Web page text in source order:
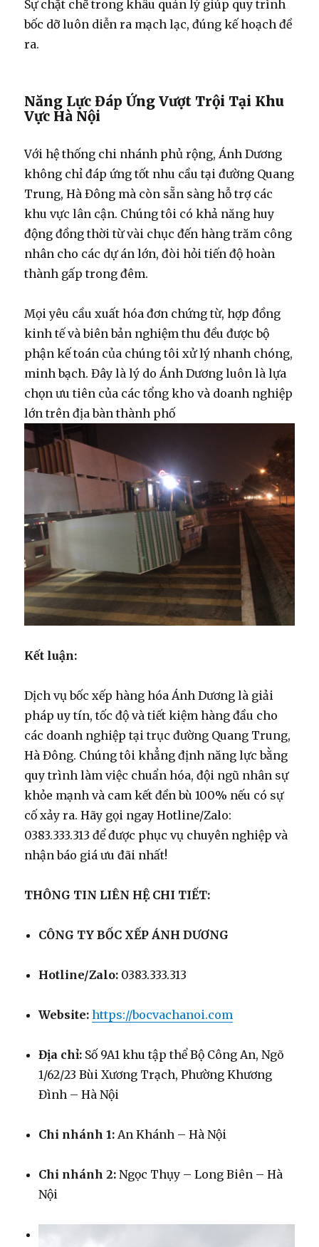
Sự chặt chẽ trong khâu quản lý giúp quy trình
bốc dỡ luôn diễn ra mạch lạc, đúng kế hoạch đề
ra.
Năng Lực Đáp Ứng Vượt Trội Tại Khu
Vực Hà Nội
Với hệ thống chi nhánh phủ rộng, Ánh Dương
không chỉ đáp ứng tốt nhu cầu tại đường Quang
Trung, Hà Đông mà còn sẵn sàng hỗ trợ các
khu vực lân cận. Chúng tôi có khả năng huy
động đồng thời từ vài chục đến hàng trăm công
nhân cho các dự án lớn, đòi hỏi tiến độ hoàn
thành gấp trong đêm.
Mọi yêu cầu xuất hóa đơn chứng từ, hợp đồng
kinh tế và biên bản nghiệm thu đều được bộ
phận kế toán của chúng tôi xử lý nhanh chóng,
minh bạch. Đây là lý do Ánh Dương luôn là lựa
chọn ưu tiên của các tổng kho và doanh nghiệp
lớn trên địa bàn thành phố
Kết luận:
Dịch vụ bốc xếp hàng hóa Ánh Dương là giải
pháp uy tín, tốc độ và tiết kiệm hàng đầu cho
các doanh nghiệp tại trục đường Quang Trung,
Hà Đông. Chúng tôi khẳng định năng lực bằng
quy trình làm việc chuẩn hóa, đội ngũ nhân sự
khỏe mạnh và cam kết đền bù 100% nếu có sự
cố xảy ra. Hãy gọi ngay Hotline/Zalo:
0383.333.313 để được phục vụ chuyên nghiệp và
nhận báo giá ưu đãi nhất!
THÔNG TIN LIÊN HỆ CHI TIẾT:
CÔNG TY BỐC XẾP ÁNH DƯƠNG
Hotline/Zalo: 0383.333.313
Website: https://bocvachanoi.com
Địa chỉ: Số 9A1 khu tập thể Bộ Công An, Ngõ
1/62/23 Bùi Xương Trạch, Phường Khương
Đình – Hà Nội
Chi nhánh 1: An Khánh – Hà Nội
Chi nhánh 2: Ngọc Thụy – Long Biên – Hà
Nội